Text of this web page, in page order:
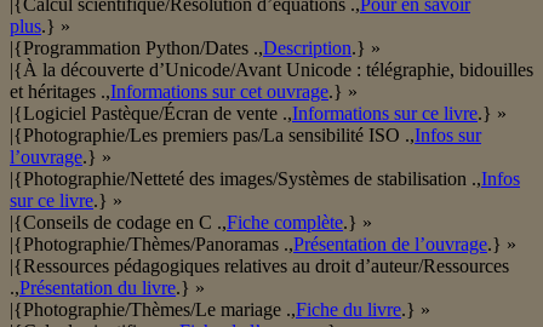
|{Calcul scientifique/Résolution d’équations .,Pour en savoir
plus.} »
|{Programmation Python/Dates .,Description.} »
|{À la découverte d’Unicode/Avant Unicode : télégraphie, bidouilles
et héritages .,Informations sur cet ouvrage.} »
|{Logiciel Pastèque/Écran de vente .,Informations sur ce livre.} »
|{Photographie/Les premiers pas/La sensibilité ISO .,Infos sur
l’ouvrage.} »
|{Photographie/Netteté des images/Systèmes de stabilisation .,Infos
sur ce livre.} »
|{Conseils de codage en C .,Fiche complète.} »
|{Photographie/Thèmes/Panoramas .,Présentation de l’ouvrage.} »
|{Ressources pédagogiques relatives au droit d’auteur/Ressources
.,Présentation du livre.} »
|{Photographie/Thèmes/Le mariage .,Fiche du livre.} »